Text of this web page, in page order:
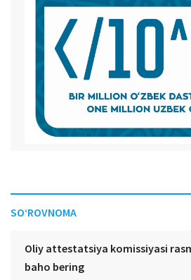
SO‘ROVNOMA
Oliy attestatsiya komissiyasi
baho bering